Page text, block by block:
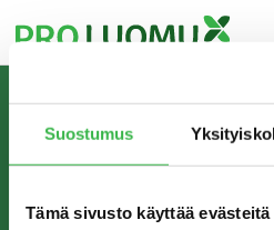
Suostumus
Tämä sivusto käyttää evästeitä
to
content
TIETOA MEISTÄ
Pro Luomu on luomualan